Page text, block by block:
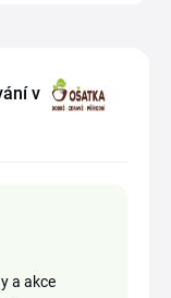
v
a akce